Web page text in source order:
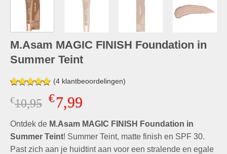
M.Asam MAGIC FINISH Foundation in
Summer Teint
Gewaardeerd
4.75op 5
gebaseerd
waarderingen
(4klantbeoordelingen)
€10,95 Oorspronkelijke
prijs
was:
€10,95.
€7,99Huidige
is:
€7,99.
Ontdek de M.Asam MAGIC FINISH Foundation in
Summer Teint! Summer Teint, matte finish en SPF 30.
Past zich aan je huidtint aan voor een stralende en egale